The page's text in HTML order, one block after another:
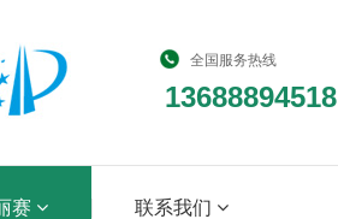
全国服务热线
13688894518
赛 联系我们